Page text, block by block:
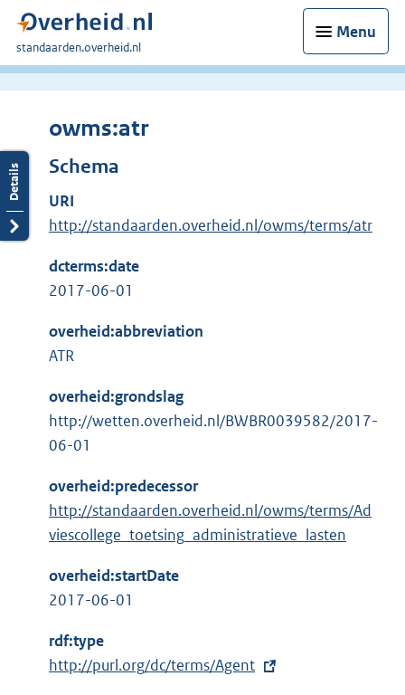
Menu
U
bent
standaarden.overheid.nl
owms:atr
Schema
URI
http://standaarden.overheid.nl/owms/terms/atr
dcterms:date
2017-06-01
overheid:abbreviation
ATR
overheid:grondslag
http://wetten.overheid.nl/BWBR0039582/2017-
06-01
overheid:predecessor
http://standaarden.overheid.nl/owms/terms/Ad
viescollege_toetsing_administratieve_lasten
overheid:startDate
2017-06-01
rdf:type
E
http://purl.org/dc/terms/Agent